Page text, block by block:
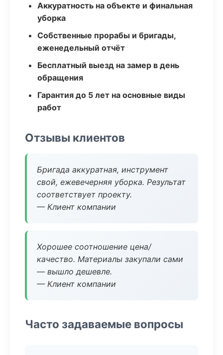
Аккуратность на объекте и финальная
уборка
Собственные прорабы и бригады,
еженедельный отчёт
Бесплатный выезд на замер в день
обращения
Гарантия до 5 лет на основные виды
работ
Отзывы клиентов
Бригада аккуратная, инструмент
свой, ежевечерняя уборка. Результат
соответствует проекту.
— Клиент компании
Хорошее соотношение цена/
качество. Материалы закупали сами
— вышло дешевле.
— Клиент компании
Часто задаваемые вопросы